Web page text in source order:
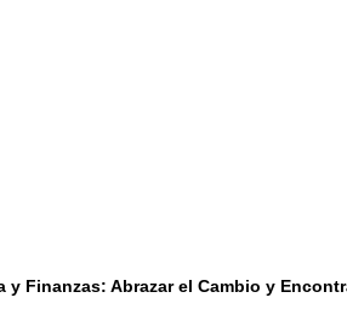
y Finanzas: Abrazar el Cambio y